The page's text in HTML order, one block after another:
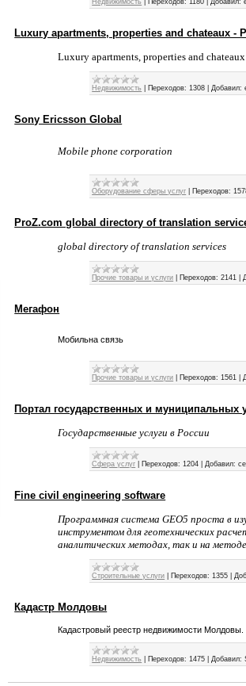
Luxury apartments, properties and chateaux -
Luxury apartments, properties and chateaux
Недвижимость Переходов: 1308 Добавил:
Sony Ericsson Global
Mobile phone corporation
Оборудование сферы услуг Переходов:
ProZ.com global directory of translation
global directory of translation services
Прочие товары и услуги Переходов: 2141
Мегафон
Мобильна связь
Прочие товары и услуги Переходов: 1561
Портал государственных и муниципальных
Государственные услуги в России
Cфера услуг Переходов: 1204 Добавил:
Fine civil engineering software
Программная система GEO5 проста в
инструментом для геотехнических
аналитических методах, так и на
Строительные услуги Переходов: 1355
Кадастр Молдовы
Кадастровый реестр недвижимости Молдовы.
Недвижимость Переходов: 1475 Добавил: